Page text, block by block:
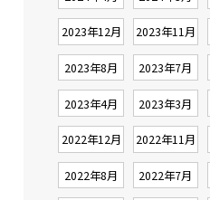
2023年12月 2023年11月
2023年8月 2023年7月
2023年4月 2023年3月
2022年12月 2022年11月
2022年8月 2022年7月